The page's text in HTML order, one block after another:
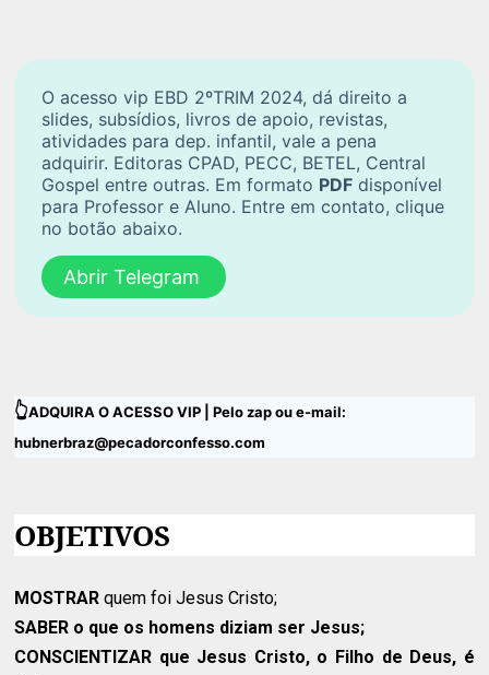
O acesso vip EBD 2ºTRIM 2024, dá direito a
slides, subsídios, livros de apoio, revistas,
atividades para dep. infantil, vale a pena
adquirir. Editoras CPAD, PECC, BETEL, Central
Gospel entre outras. Em formato PDF disponível
para Professor e Aluno. Entre em contato, clique
no botão abaixo.
Abrir Telegram
👆ADQUIRA O ACESSO VIP | Pelo zap ou e-mail:
hubnerbraz@pecadorconfesso.com
OBJETIVOS
MOSTRARquem foi Jesus Cristo;
SABER o que os homens diziam ser Jesus;
CONSCIENTIZAR que Jesus Cristo, o Filho de Deus, é